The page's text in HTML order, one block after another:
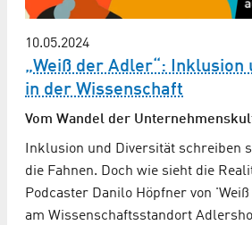
10.05.2024
„Weiß der Adler“: Inklusion
in der Wissenschaft
Vom Wandel der
Inklusion und Diversität schreiben
die Fahnen. Doch wie sieht die
Podcaster Danilo Höpfner von
am Wissenschaftsstandort